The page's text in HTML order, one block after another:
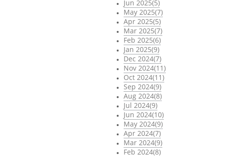
Jun 2025(5)
May 2025(7)
Apr 2025(5)
Mar 2025(7)
Feb 2025(6)
Jan 2025(9)
Dec 2024(7)
Nov 2024(11)
Oct 2024(11)
Sep 2024(9)
Aug 2024(8)
Jul 2024(9)
Jun 2024(10)
May 2024(9)
Apr 2024(7)
Mar 2024(9)
Feb 2024(8)